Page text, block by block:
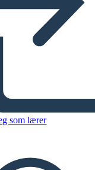
som lærer